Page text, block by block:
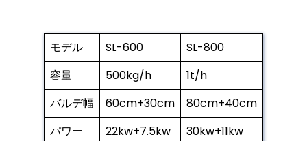
モデル SL-600
SL-800
容量
500kg/h
1t/h
バルデ幅
60cm+30cm
80cm+40cm
パワー
22kw+7.5kw 30kw+11kw